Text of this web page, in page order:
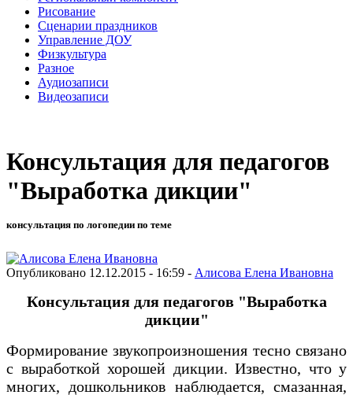
Рисование
Сценарии праздников
Управление ДОУ
Физкультура
Разное
Аудиозаписи
Видеозаписи
Консультация для педагогов
"Выработка дикции"
консультация по логопедии по теме
Опубликовано 12.12.2015 - 16:59 - Алисова Елена Ивановна
Консультация для педагогов "Выработка
дикции"
Формирование звукопроизношения тесно связано
с выработкой хорошей дикции. Изве­стно, что у
многих, дошкольников наблюдается, смазанная,